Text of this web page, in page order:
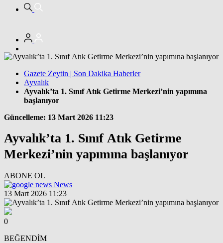
Gazete Zeytin | Son Dakika Haberler
Ayvalık
Ayvalık’ta 1. Sınıf Atık Getirme Merkezi’nin yapımına
başlanıyor
Güncelleme: 13 Mart 2026 11:23
Ayvalık’ta 1. Sınıf Atık Getirme
Merkezi’nin yapımına başlanıyor
ABONE OL
News
13 Mart 2026 11:23
0
BEĞENDİM